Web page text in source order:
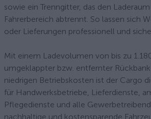
sowie ein Trenngitter, das den
Fahrerbereich abtrennt. So lassen sich
oder Lieferungen professionell und
Mit einem Ladevolumen von bis zu
umgeklappter bzw. entfernter
niedrigen Betriebskosten ist der Cargo
für Handwerksbetriebe, Lieferdienste,
Pflegedienste und alle
nachhaltige und kostensparende